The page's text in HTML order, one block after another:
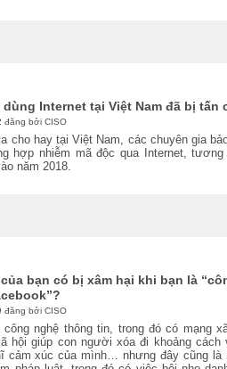
Internet tại Việt Nam đã bị tấn
đăng bởi CISO
cho hay tại Việt Nam, các chuyên gia
hợp nhiễm mã độc qua Internet,
năm 2018.
bạn có bị xâm hại khi bạn là
đăng bởi CISO
nghệ thông tin, trong đó có mạng
hội giúp con người xóa đi khoảng
cảm xúc của mình… nhưng đây cũng là